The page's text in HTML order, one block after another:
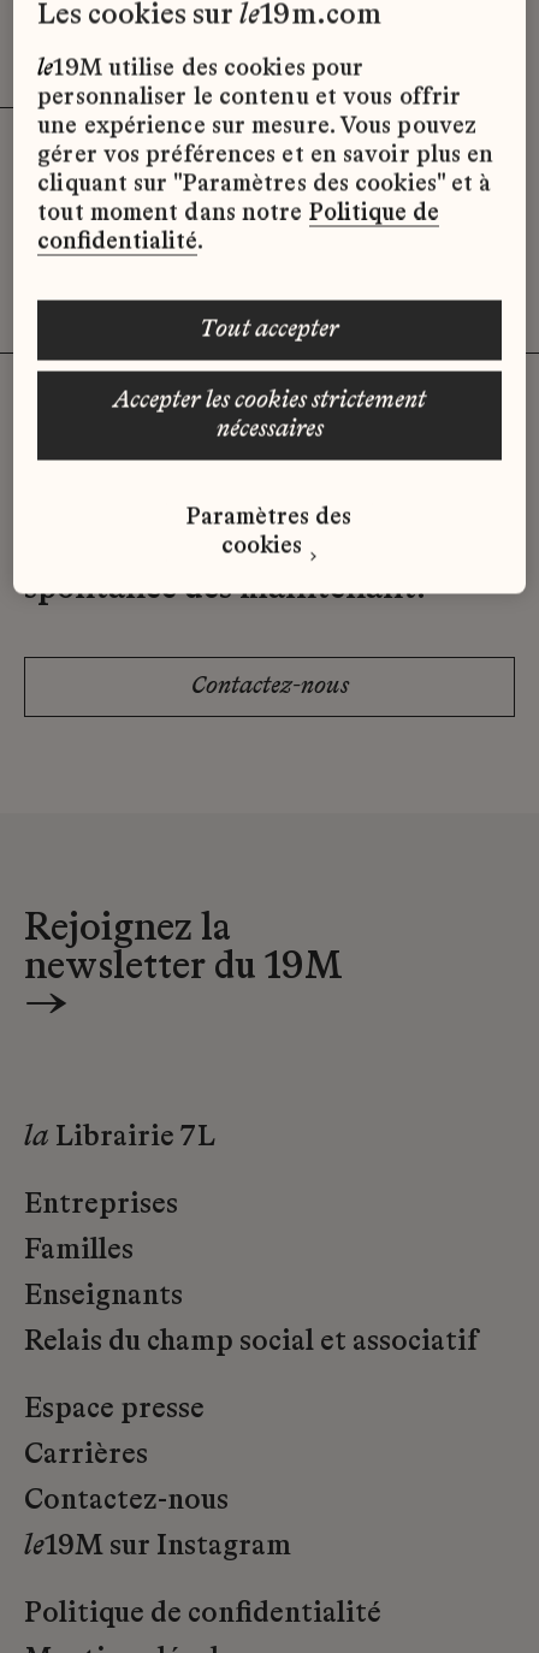
Désolé, il semble qu’il n’y ait pas
d’offres d’emploi disponibles pour le
moment.
Vous n'avez pas trouvé d'offre
qui correspond à votre profil ?
Envoyez-nous votre candidature
spontanée dès maintenant.
Contactez-nous
Rejoignez la
newsletter du 19M
→
la Librairie 7L
Entreprises
Familles
Enseignants
Relais du champ social et associatif
Espace presse
Carrières
Contactez-nous
le19M sur Instagram
Politique de confidentialité
les cookies surle19m.com
le19M utilise des cookies pour
personnaliser le contenu et vous offrir
une expérience sur mesure. Vous pouvez
gérer vos préférences et en savoir plus en
cliquant sur "Paramètres des cookies" et à
tout moment dans notre Politique de
confidentialité.
accepter les cookies strictement
nécessaires
tout accepter
Paramètres des
cookies